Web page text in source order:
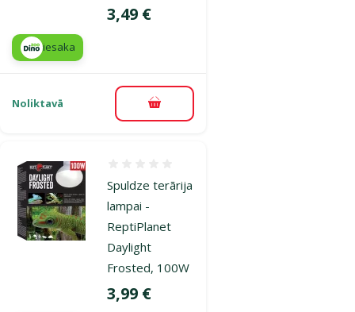
Cena
3,49 €
iesaka
Noliktavā Pievienot grozam
Spuldze terārija
lampai -
ReptiPlanet
Daylight
Frosted, 100W
Cena
3,99 €